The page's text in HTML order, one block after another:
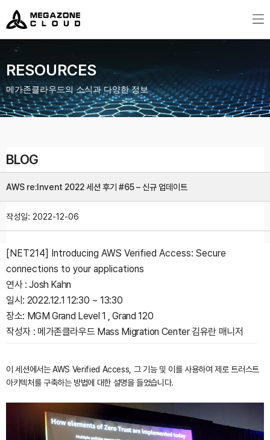
MegazoneCloud
디지털 전문 기업, 메가존클라우드
RESOURCES
메가존클라우드의 소식과 다양한 정보
BLOG
AWS re:Invent 2022 세션 후기 #65 – 신규 업데이트
작성일: 2022-12-06
[NET214] Introducing AWS Verified Access: Secure
connections to your applications
연사 : Josh Kahn
일시: 2022.12.1 12:30 ~ 13:30
장소: MGM Grand Level 1 , Grand 120
작성자 : 메가존클라우드 Mass Migration Center 김유란 매니저
이 세션에서는 AWS Verified Access, 그 기능 및 이를 사용하여 제로 트러스트
아키텍처를 구축하는 방법에 대한 설명을 들었습니다.